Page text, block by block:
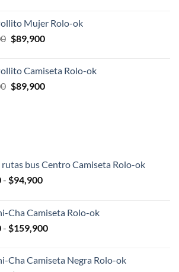
era:
$109,900.
es:
$89,900.
Mujer Rolo-ok
El
era:
$109,900.
$89,900El
es:
$89,900.
Camiseta Rolo-ok
El
$89,900El
rutas bus Centro Camiseta Rolo-ok
- $94,900Rango
desde
$89,900
Cha Camiseta Rolo-ok
- $159,900Rango
desde
Cha Camiseta Negra Rolo-ok